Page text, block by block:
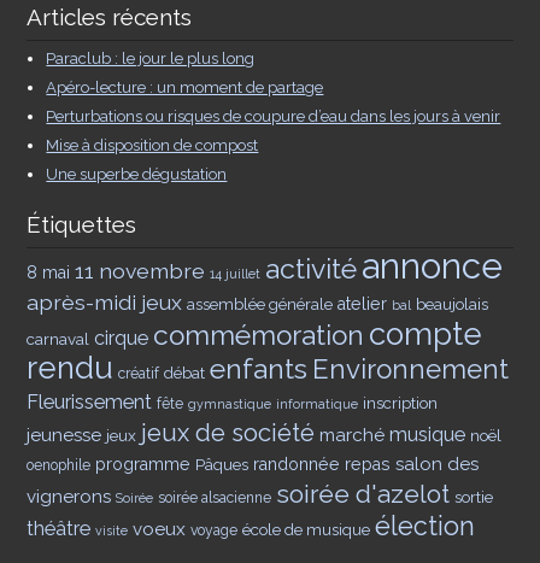
Articles récents
Paraclub : le jour le plus long
Apéro-lecture : un moment de partage
Perturbations ou risques de coupure d’eau dans les jours à venir
Mise à disposition de compost
Une superbe dégustation
Étiquettes
8 mai 11 novembre 14 juillet activitéannonce
après-midi jeux assemblée générale atelier bal beaujolais
carnaval cirque commémoration compte
rendu créatif débat enfants Environnement
Fleurissement fête gymnastique informatique inscription
jeunesse jeux jeux de société marché musique noël
oenophile programme Pâques randonnée repas salon des
vignerons Soirée soirée alsacienne soirée d'azelot sortie
théâtre visite voeux voyage école de musique élection